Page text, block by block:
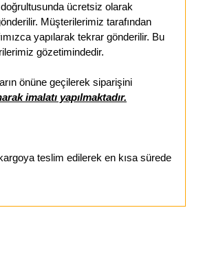
ücretsiz olarak
Müşterilerimiz tarafından
yapılarak tekrar gönderilir. Bu
gözetimindedir.
önüne geçilerek siparişini
imalatı yapılmaktadır.
teslim edilerek en kısa sürede